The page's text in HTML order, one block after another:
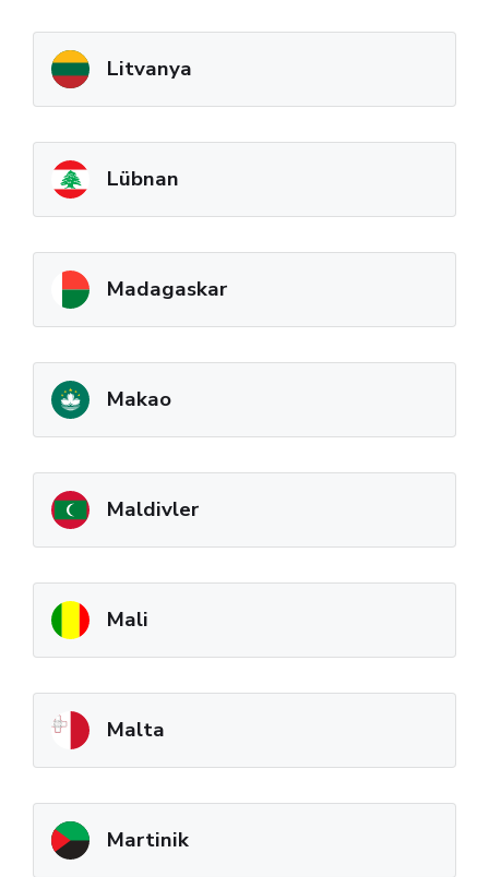
Litvanya
Lübnan
Madagaskar
Makao
Maldivler
Mali
Malta
Martinik